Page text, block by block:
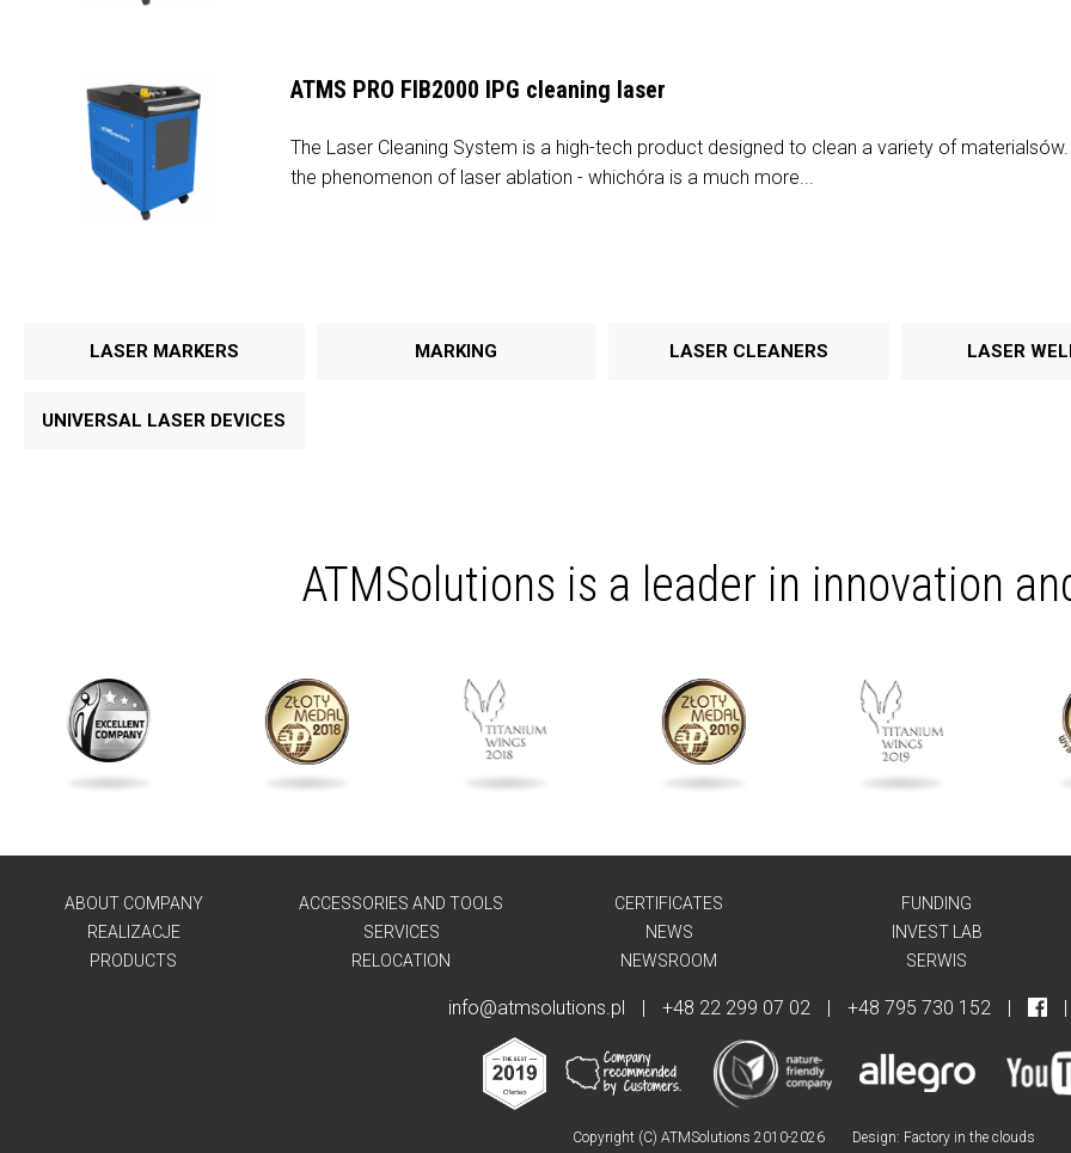
ATMS PRO FIB2000 IPG cleaning laser
The Laser Cleaning System is a high-tech product designed to clean a variety of
the phenomenon of laser ablation - whichóra is a much more...
LASER MARKERS MARKING LASER CLEANERS LASER
UNIVERSAL LASER DEVICES
ATMSolutions is a leader in innovation
ABOUT COMPANY
REALIZACJE
PRODUCTS
ACCESSORIES AND TOOLS
SERVICES
RELOCATION
CERTIFICATES
NEWS
NEWSROOM
FUNDING
INVEST LAB
SERWIS
info@atmsolutions.pl | +48 22 299 07 02 | +48 795 730 152 | |
Copyright (C) ATMSolutions 2010-2026 Design: Factory in the clouds